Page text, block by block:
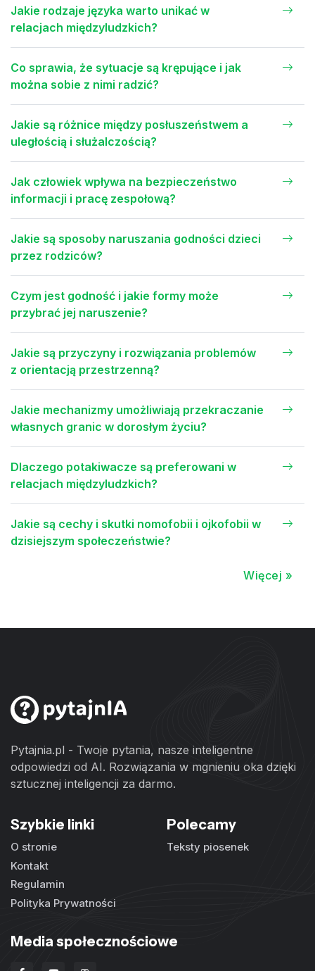
Jakie rodzaje języka warto unikać w
relacjach międzyludzkich?
Co sprawia, że sytuacje są krępujące i jak
można sobie z nimi radzić?
Jakie są różnice między posłuszeństwem a
uległością i służalczością?
Jak człowiek wpływa na bezpieczeństwo
informacji i pracę zespołową?
Jakie są sposoby naruszania godności dzieci
przez rodziców?
Czym jest godność i jakie formy może
przybrać jej naruszenie?
Jakie są przyczyny i rozwiązania problemów
z orientacją przestrzenną?
Jakie mechanizmy umożliwiają przekraczanie
własnych granic w dorosłym życiu?
Dlaczego potakiwacze są preferowani w
relacjach międzyludzkich?
Jakie są cechy i skutki nomofobii i ojkofobii w
dzisiejszym społeczeństwie?
Więcej »
Pytajnia.pl - Twoje pytania, nasze inteligentne
odpowiedzi od AI. Rozwiązania w mgnieniu oka dzięki
sztucznej inteligencji za darmo.
Szybkie linki
O stronie
Kontakt
Regulamin
Polityka Prywatności
Polecamy
Teksty piosenek
Media społecznościowe